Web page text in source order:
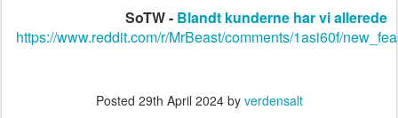
SoTW - Blandt kunderne har vi allerede
https://www.reddit.com/r/MrBeast/comments/1asi60f/
Posted 29th April 2024by verdensalt